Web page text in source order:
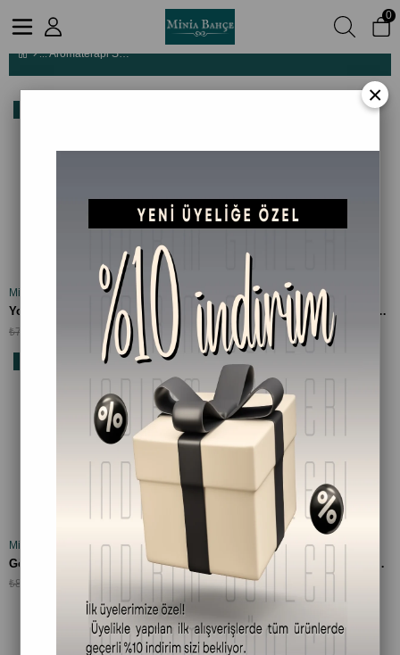
0
Aromaterapi Setleri
Aromaterapi Setleri
SEPETE EKLE
Minia Bahçe Bitki ve Sanat Atölyesi
₺649,90
₺799,90
SEPETE EKLE
Minia Bahçe Bitki ve Sanat Atölyesi
Nemlendirici Bakım Seti - Serum (30ml) + Ballı Vanilyalı Dudak Balmı (30ml) | %100 Doğal Günlük Nem Desteği
₺479,90
₺549,90
SEPETE EKLE
Ücretsiz
Minia Bahçe Bitki ve Sanat Atölyesi
Göz Çevresi (30 ml) & Gece Bakım Seti (50 ml) - %100 Doğal
₺899,90
SEPETE EKLE
İndirim
%28İndirim
Minia Bahçe Bitki ve Sanat Atölyesi
El & Tırnak Bakım Seti - %100 Doğal Balm (50 ml)+ Tırnak Bakım Yağı(30 ml)
₺599,90
₺829,90
İndirim
%8İndirim
×